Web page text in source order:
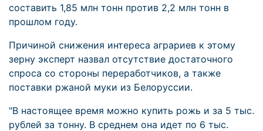
составить 1,85 млн тонн против 2,2 млн тонн в
прошлом году.
Причиной снижения интереса аграриев к этому
зерну эксперт назвал отсутствие достаточного
спроса со стороны переработчиков, а также
поставки ржаной муки из Белоруссии.
"В настоящее время можно купить рожь и за 5 тыс.
рублей за тонну. В среднем она идет по 6 тыс.